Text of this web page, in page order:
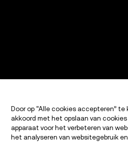
Door op “Alle cookies accepteren” te
akkoord met het opslaan van cookies
apparaat voor het verbeteren van
het analyseren van websitegebruik